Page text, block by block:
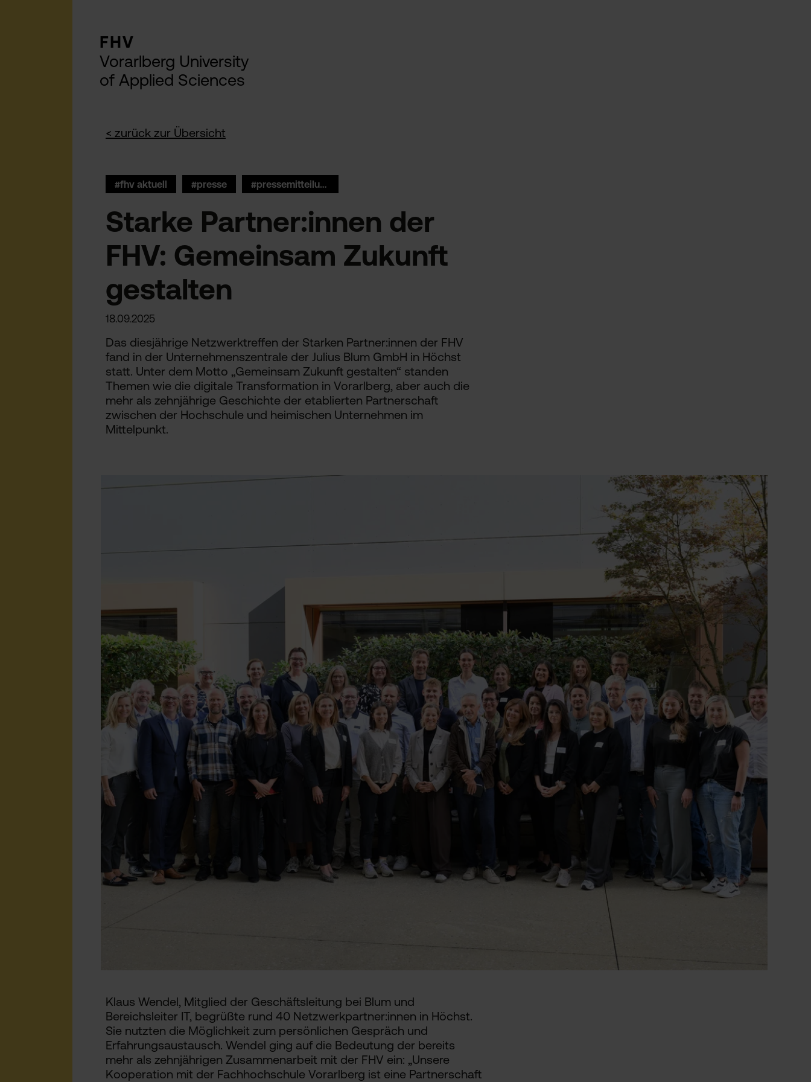
FHV
Vorarlberg University
of Applied Sciences
< zurück zur Übersicht
#fhv aktuell #presse #pressemitteilung
Starke Partner:innen der
FHV: Gemeinsam Zukunft
gestalten
18.09.2025
Das diesjährige Netzwerktreffen der Starken Partner:innen der FHV
fand in der Unternehmenszentrale der Julius Blum GmbH in Höchst
statt. Unter dem Motto „Gemeinsam Zukunft gestalten“ standen
Themen wie die digitale Transformation in Vorarlberg, aber auch die
mehr als zehnjährige Geschichte der etablierten Partnerschaft
zwischen der Hochschule und heimischen Unternehmen im
Mittelpunkt.
Klaus Wendel, Mitglied der Geschäftsleitung bei Blum und
Bereichsleiter IT, begrüßte rund 40 Netzwerkpartner:innen in Höchst.
Sie nutzten die Möglichkeit zum persönlichen Gespräch und
Erfahrungsaustausch. Wendel ging auf die Bedeutung der bereits
mehr als zehnjährigen Zusammenarbeit mit der FHV ein: „Unsere
Kooperation mit der Fachhochschule Vorarlberg ist eine Partnerschaft